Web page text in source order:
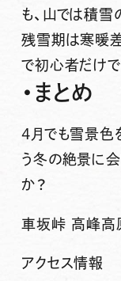
も、山では積雪
残雪期は寒暖
で初心者だけで
・まとめ
4月でも雪景色
う冬の絶景に
か？
車坂峠 高峰高
アクセス情報